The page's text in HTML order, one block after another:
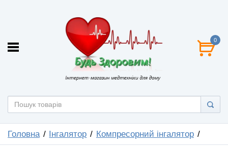
0
Головна Інгалятор Компресорний інгалятор